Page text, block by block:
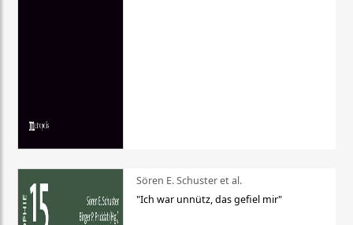
Sören E. Schuster et al.
"Ich war unnütz, das gefiel mir"